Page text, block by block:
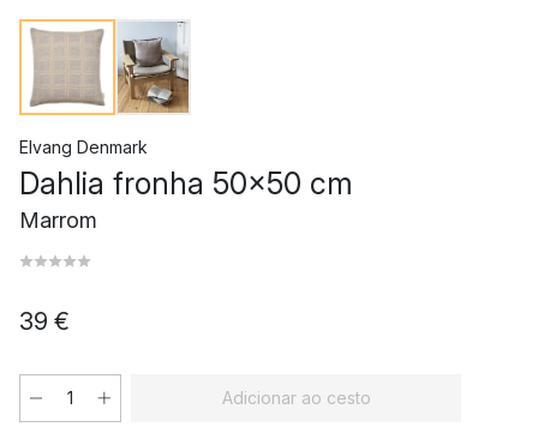
Elvang Denmark
Dahlia fronha 50x50 cm
Marrom
39 €
Adicionar ao cesto